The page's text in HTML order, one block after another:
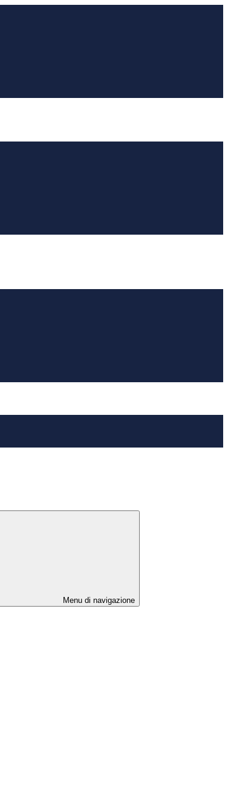
Menu di navigazione